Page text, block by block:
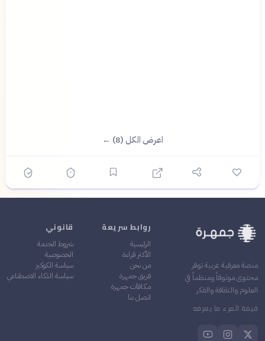
اعرض الكل (8) ←
منصة معرفية عربية توفر
محتوى موثوقاً ومنظماً في
العلوم والثقافة والفكر
قيمة المرء ما يعرفه
روابط سريعة
الرئيسية
الأكثر قراءة
من نحن
فريق جمهرة
مكافآت جمهرة
اتصل بنا
قانوني
شروط الخدمة
الخصوصية
سياسة الكوكيز
سياسة الذكاء الاصطناعي